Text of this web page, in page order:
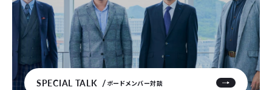
SPECIAL TALK ボードメンバー対談